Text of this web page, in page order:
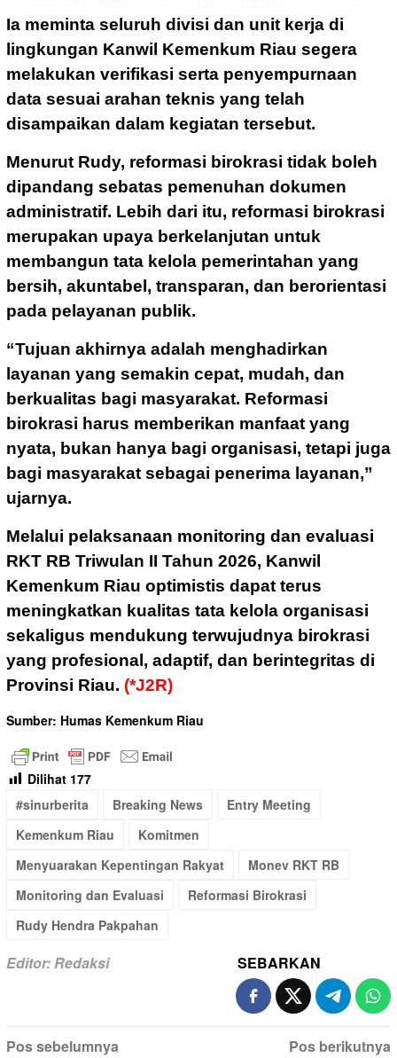
Ia meminta seluruh divisi dan unit kerja di
lingkungan Kanwil Kemenkum Riau segera
melakukan verifikasi serta penyempurnaan
data sesuai arahan teknis yang telah
disampaikan dalam kegiatan tersebut.
Menurut Rudy, reformasi birokrasi tidak boleh
dipandang sebatas pemenuhan dokumen
administratif. Lebih dari itu, reformasi birokrasi
merupakan upaya berkelanjutan untuk
membangun tata kelola pemerintahan yang
bersih, akuntabel, transparan, dan berorientasi
pada pelayanan publik.
“Tujuan akhirnya adalah menghadirkan
layanan yang semakin cepat, mudah, dan
berkualitas bagi masyarakat. Reformasi
birokrasi harus memberikan manfaat yang
nyata, bukan hanya bagi organisasi, tetapi juga
bagi masyarakat sebagai penerima layanan,”
ujarnya.
Melalui pelaksanaan monitoring dan evaluasi
RKT RB Triwulan II Tahun 2026, Kanwil
Kemenkum Riau optimistis dapat terus
meningkatkan kualitas tata kelola organisasi
sekaligus mendukung terwujudnya birokrasi
yang profesional, adaptif, dan berintegritas di
Provinsi Riau. (*J2R)
Sumber: Humas Kemenkum Riau
Dilihat 177
#sinurberita
Breaking News
Entry Meeting
Kemenkum Riau
Komitmen
Menyuarakan Kepentingan Rakyat
Monev RKT RB
Monitoring dan Evaluasi
Reformasi Birokrasi
Rudy Hendra Pakpahan
Editor: Redaksi SEBARKAN
Navigasi
Pos sebelumnya
Pos berikutnya